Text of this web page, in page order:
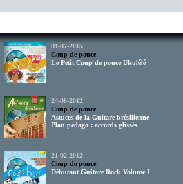
01-07-2015
Coup de pouce
Le Petit Coup de pouce Ukulélé
24-08-2012
Coup de pouce
Astuces de la Guitare brésilienne -
Plan pédago : accords glissés
21-02-2012
Coup de pouce
Débutant Guitare Rock Volume I